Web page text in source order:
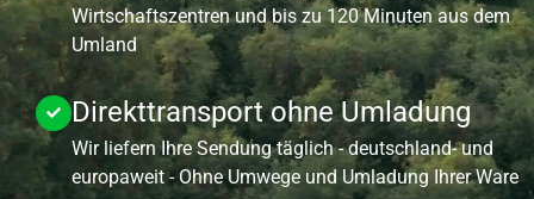
Wirtschaftszentren und bis zu 120 Minuten aus dem
Umland
Direkttransport ohne Umladung
Wir liefern Ihre Sendung täglich - deutschland- und
europaweit - Ohne Umwege und Umladung Ihrer Ware